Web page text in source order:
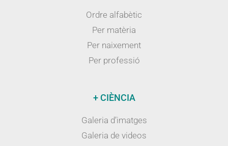
Ordre alfabètic
Per matèria
Per naixement
Per professió
+ CIÈNCIA
Galeria d’imatges
Galeria de videos